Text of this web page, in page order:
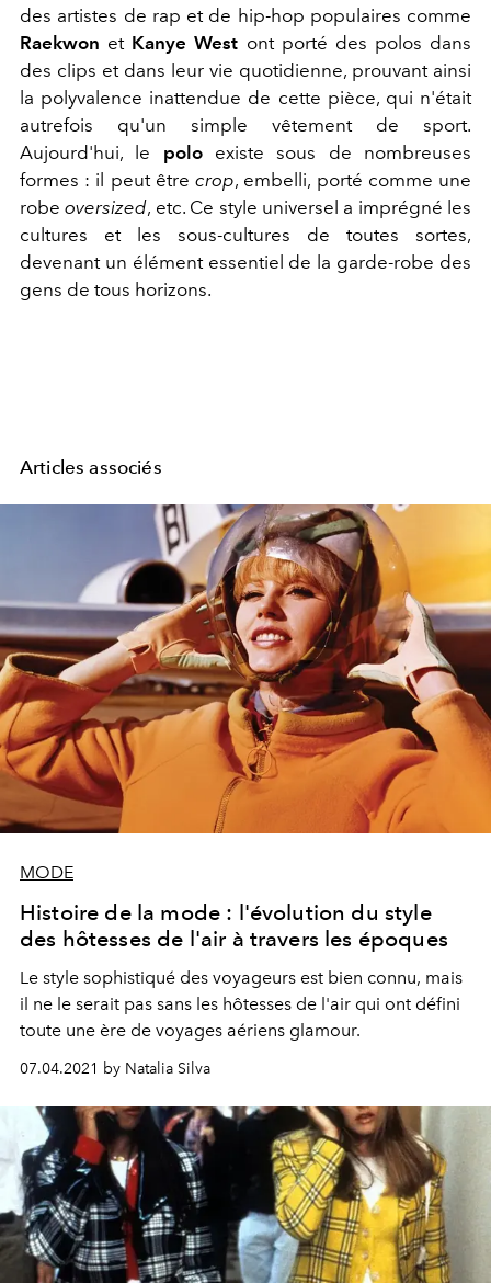
des artistes de rap et de hip-hop populaires comme
Raekwon et Kanye West ont porté des polos dans
des clips et dans leur vie quotidienne, prouvant ainsi
la polyvalence inattendue de cette pièce, qui n'était
autrefois qu'un simple vêtement de sport.
Aujourd'hui, le poloexiste sous de nombreuses
formes : il peut êtrecrop, embelli, porté comme une
robeoversized, etc. Ce style universel a imprégné les
cultures et les sous-cultures de toutes sortes,
devenant un élément essentiel de la garde-robe des
gens de tous horizons.
Articles associés
MODE
Histoire de la mode : l'évolution du style
des hôtesses de l'air à travers les époques
Le style sophistiqué des voyageurs est bien connu, mais
il ne le serait pas sans les hôtesses de l'air qui ont défini
toute une ère de voyages aériens glamour.
07.04.2021 by Natalia Silva